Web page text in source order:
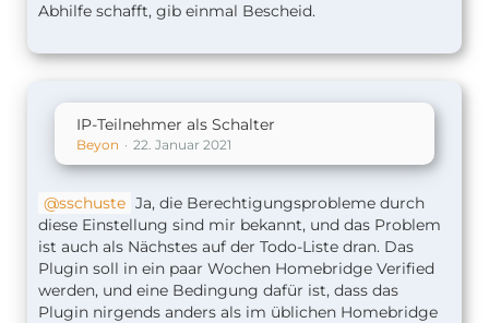
Abhilfe schafft, gib einmal Bescheid.
IP-Teilnehmer als Schalter
Beyon 22. Januar 2021
sschuste Ja, die Berechtigungsprobleme durch
diese Einstellung sind mir bekannt, und das Problem
ist auch als Nächstes auf der Todo-Liste dran. Das
Plugin soll in ein paar Wochen Homebridge Verified
werden, und eine Bedingung dafür ist, dass das
Plugin nirgends anders als im üblichen Homebridge